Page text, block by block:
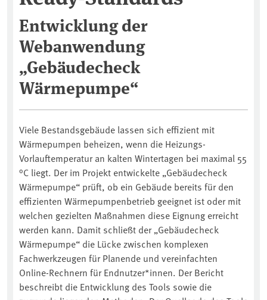
Entwicklung der
Webanwendung
„Gebäudecheck
Wärmepumpe“
Viele Bestandsgebäude lassen sich effizient mit
Wärmepumpen beheizen, wenn die Heizungs-
Vorlauftemperatur an kalten Wintertagen bei maximal 55
°C liegt. Der im Projekt entwickelte „Gebäudecheck
Wärmepumpe“ prüft, ob ein Gebäude bereits für den
effizienten Wärmepumpenbetrieb geeignet ist oder mit
welchen gezielten Maßnahmen diese Eignung erreicht
werden kann. Damit schließt der „Gebäudecheck
Wärmepumpe“ die Lücke zwischen komplexen
Fachwerkzeugen für Planende und vereinfachten
Online-Rechnern für Endnutzer*innen. Der Bericht
beschreibt die Entwicklung des Tools sowie die